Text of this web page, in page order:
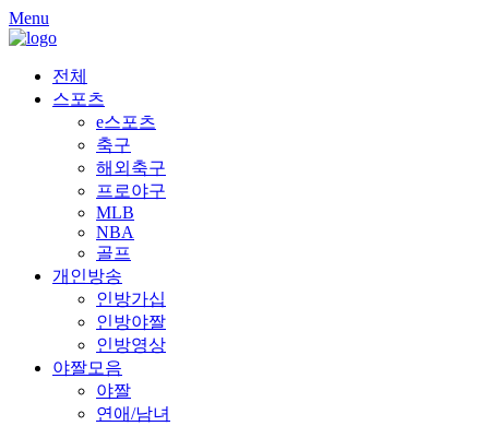
Skip
to
Menu
전체
스포츠
e스포츠
축구
해외축구
프로야구
MLB
NBA
골프
개인방송
인방가십
인방야짤
인방영상
야짤모음
야짤
연애/남녀